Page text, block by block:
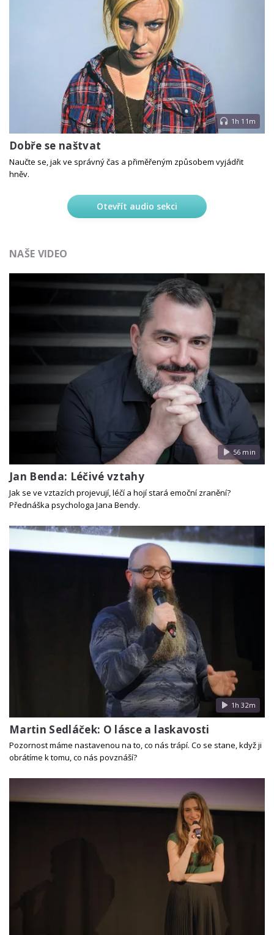
1h 11m
Dobře se naštvat
Naučte se, jak ve správný čas a přiměřeným způsobem vyjádřit
hněv.
Otevřít audio sekci
NAŠE VIDEO
56 min
Jan Benda: Léčivé vztahy
Jak se ve vztazích projevují, léčí a hojí stará emoční zranění?
Přednáška psychologa Jana Bendy.
1h 32m
Martin Sedláček: O lásce a laskavosti
Pozornost máme nastavenou na to, co nás trápí. Co se stane, když ji
obrátíme k tomu, co nás povznáší?